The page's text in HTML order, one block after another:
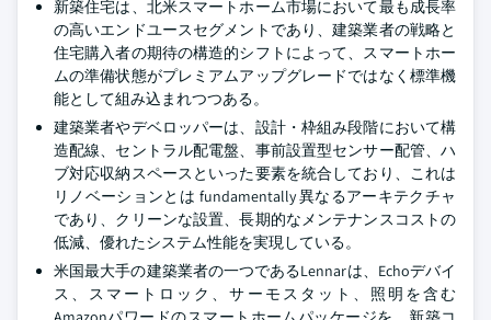
新築住宅は、北米スマートホーム市場において最も成長率
の高いエンドユースセグメントであり、建築業者の戦略と
住宅購入者の期待の構造的シフトによって、スマートホー
ムの準備状態がプレミアムアップグレードではなく標準機
能として組み込まれつつある。
建築業者やデベロッパーは、設計・枠組み段階において構
造配線、セントラル配電盤、事前設置型センサー配管、ハ
ブ対応収納スペースといった要素を統合しており、これは
リノベーションとは fundamentally 異なるアーキテクチャ
であり、クリーンな設置、長期的なメンテナンスコストの
低減、優れたシステム性能を実現している。
米国最大手の建築業者の一つであるLennarは、Echoデバイ
ス、スマートロック、サーモスタット、照明を含む